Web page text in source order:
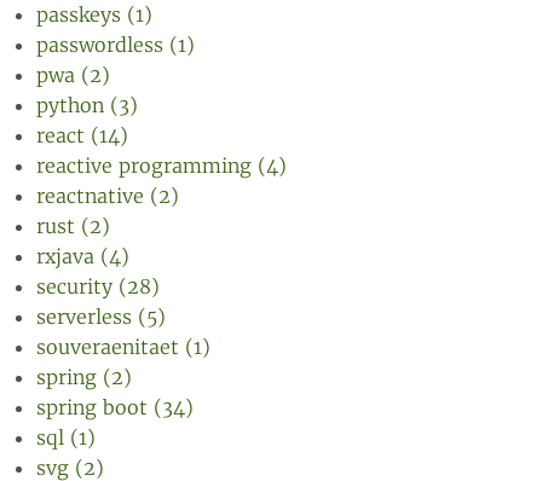
passkeys (1)
passwordless (1)
pwa (2)
python (3)
react (14)
reactive programming (4)
reactnative (2)
rust (2)
rxjava (4)
security (28)
serverless (5)
souveraenitaet (1)
spring (2)
spring boot (34)
sql (1)
svg (2)